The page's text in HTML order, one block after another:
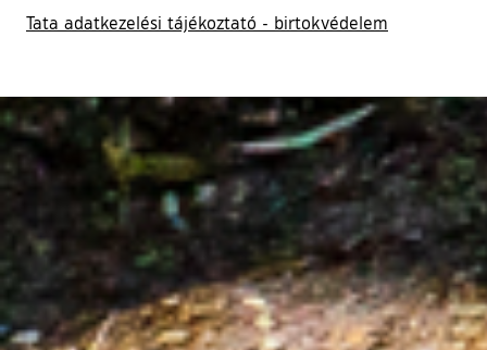
Tata adatkezelési tájékoztató - birtokvédelem